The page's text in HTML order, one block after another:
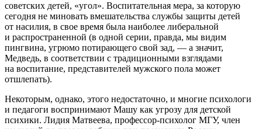
советских детей, «угол». Воспитательная мера, за которую
сегодня не миновать вмешательства службы защиты детей
от насилия, в свое время была наиболее либеральной
и распространенной (в одной серии, правда, мы видим
пингвина, угрюмо потирающего свой зад, — а значит,
Медведь, в соответствии с традиционными взглядами
на воспитание, представителей мужского пола может
отшлепать).
Некоторым, однако, этого недостаточно, и многие психологи
и педагоги воспринимают Машу как угрозу для детской
психики. Лидия Матвеева, профессор-психолог МГУ, член